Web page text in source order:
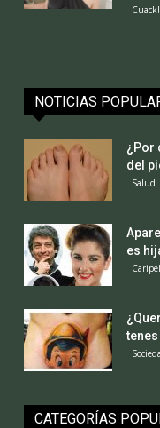
Cuack!
NOTICIAS
¿Por
del
Salud
es
CATEGORÍAS